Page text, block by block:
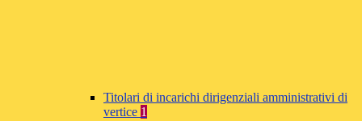
Titolari di incarichi dirigenziali amministrativi di
vertice 1